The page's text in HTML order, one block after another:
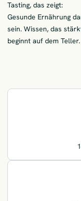
Tasting, das zeigt:
Gesunde Ernährung
sein. Wissen, das
beginnt auf dem Teller.​